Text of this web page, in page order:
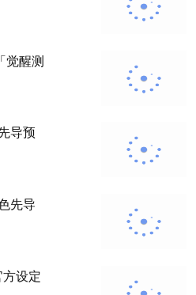
觉醒测
导预
先导
方设定